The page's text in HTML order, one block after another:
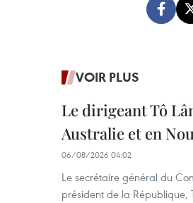
VOIR PLUS
Le dirigeant Tô
Australie et en
06/08/2026 04:02
Le secrétaire général du
président de la République,